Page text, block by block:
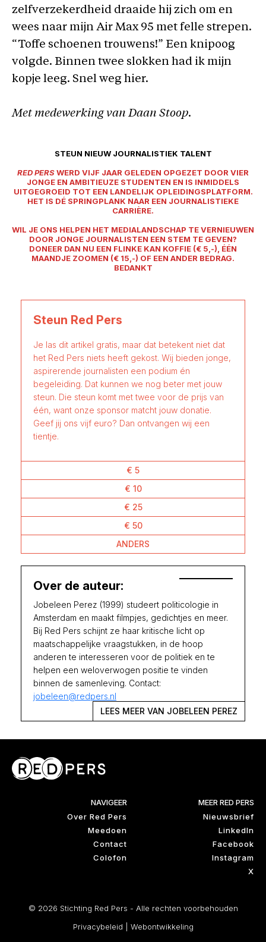
zelfverzekerdheid draaide hij zich om en
wees naar mijn Air Max 95 met felle strepen.
“Toffe schoenen trouwens!” Een knipoog
volgde. Binnen twee slokken had ik mijn
kopje leeg. Snel weg hier.
Met medewerking van Daan Stoop.
STEUN NIEUW JOURNALISTIEK TALENT
RED PERSWERD VIJF JAAR GELEDEN OPGEZET DOOR VIER
JONGE EN AMBITIEUZE STUDENTEN EN IS INMIDDELS
UITGEGROEID TOT EEN LANDELIJK OPLEIDINGSPLATFORM.
HET IS DÉ SPRINGPLANK NAAR EEN JOURNALISTIEKE
CARRIÈRE.
WIL JE ONS HELPEN HET MEDIALANDSCHAP TE VERNIEUWEN
DOOR JONGE JOURNALISTEN EEN STEM TE GEVEN?
DONEER DAN NU EEN FLINKE KAN KOFFIE (€ 5,-), ÉÉN
MAANDJE ZOOMEN (€ 15,-) OF EEN ANDER BEDRAG.
BEDANKT
Steun Red Pers
Je las dit artikel gratis, maar dat betekent niet dat
het Red Pers niets heeft gekost. Wij bieden jonge,
aspirerende journalisten een podium én
begeleiding. Dat kunnen we nog beter met jouw
steun. Die steun komt met twee voor de prijs van
één, want onze sponsor matcht jouw donatie.
Geef jij ons vijf euro? Dan ontvangen wij een
tientje.
€ 5
€ 10
€ 25
€ 50
ANDERS
Over de auteur:
Jobeleen Perez (1999) studeert politicologie in
Amsterdam en maakt filmpjes, gedichtjes en meer.
Bij Red Pers schijnt ze haar kritische licht op
maatschappelijke vraagstukken, in de hoop
anderen te interesseren voor de politiek en te
helpen een weloverwogen positie te vinden
binnen de samenleving. Contact:
jobeleen@redpers.nl
LEES MEER VAN JOBELEEN PEREZ
NAVIGEER
Over Red Pers
Meedoen
Contact
Colofon
MEER RED PERS
Nieuwsbrief
LinkedIn
Facebook
Instagram
X
© 2026 Stichting Red Pers - Alle rechten voorbehouden
Privacybeleid
Webontwikkeling